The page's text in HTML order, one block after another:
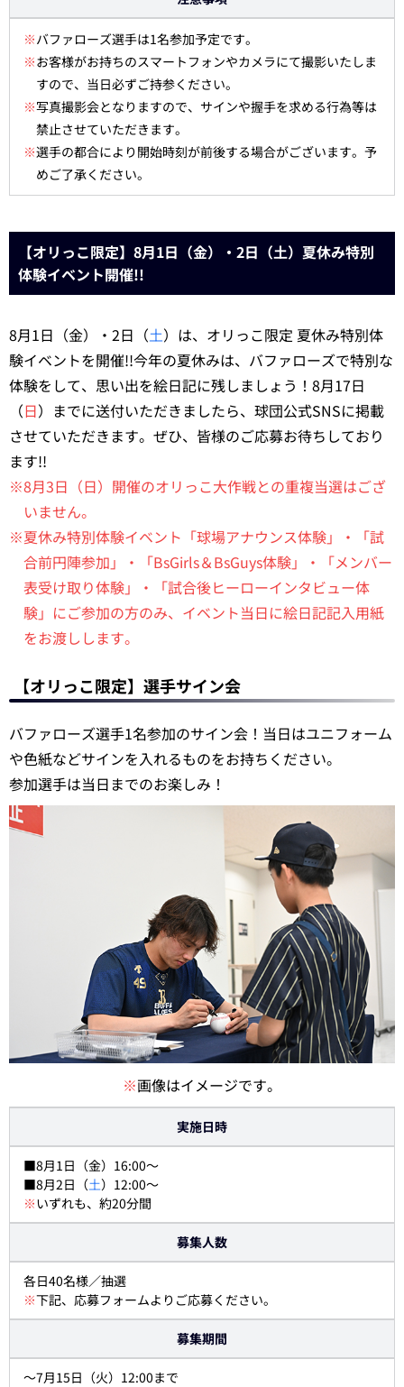
※バファローズ選手は1名参加予定です。
※お客様がお持ちのスマートフォンやカメラにて撮影いたしま
すので、当日必ずご持参ください。
※写真撮影会となりますので、サインや握手を求める行為等は
禁止させていただきます。
※選手の都合により開始時刻が前後する場合がございます。予
めご了承ください。
【オリっこ限定】8月1日（金）・2日（土）夏休み特別
体験イベント開催!!
8月1日（金）・2日（土）は、オリっこ限定 夏休み特別体
験イベントを開催!!今年の夏休みは、バファローズで特別な
体験をして、思い出を絵日記に残しましょう！8月17日
（日）までに送付いただきましたら、球団公式SNSに掲載
させていただきます。ぜひ、皆様のご応募お待ちしており
ます!!
※8月3日（日）開催のオリっこ大作戦との重複当選はござ
いません。
※夏休み特別体験イベント「球場アナウンス体験」・「試
合前円陣参加」・「BsGirls＆BsGuys体験」・「メンバー
表受け取り体験」・「試合後ヒーローインタビュー体
験」にご参加の方のみ、イベント当日に絵日記記入用紙
をお渡しします。
【オリっこ限定】選手サイン会
バファローズ選手1名参加のサイン会！当日はユニフォーム
や色紙などサインを入れるものをお持ちください。
参加選手は当日までのお楽しみ！
※画像はイメージです。
実施日時
■8月1日（金）16:00～
■8月2日（土）12:00～
※いずれも、約20分間
募集人数
各日40名様／抽選
※下記、応募フォームよりご応募ください。
募集期間
～7月15日（火）12:00まで